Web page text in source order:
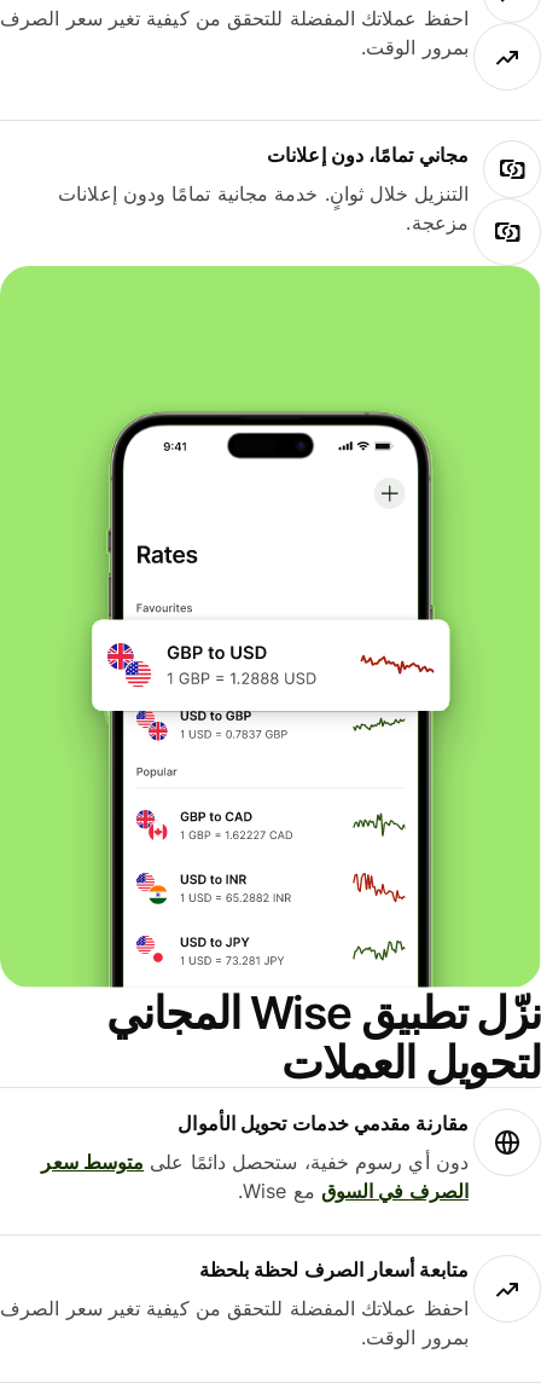
احفظ عملاتك المفضلة للتحقق من كيفية تغير سعر الصرف
بمرور الوقت.
مجاني تمامًا، دون إعلانات
التنزيل خلال ثوانٍ. خدمة مجانية تمامًا ودون إعلانات
مزعجة.
نزّل تطبيق Wise المجاني
العملات
مقارنة مقدمي خدمات تحويل الأموال
دون أي رسوم خفية، ستحصل دائمًا علىمتوسط ​​سعر
الصرف في السوقمع Wise.
متابعة أسعار الصرف لحظة بلحظة
احفظ عملاتك المفضلة للتحقق من كيفية تغير سعر الصرف
بمرور الوقت.